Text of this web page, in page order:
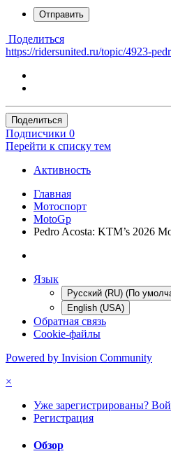
Отправить
Поделиться
https://ridersunited.ru/topic/4923-
Поделиться
Подписчики 0
Перейти к списку тем
Активность
Главная
Мотоспорт
MotoGp
Pedro Acosta: KTM’s 2026
Язык
Русский (RU) (По
English (USA)
Обратная связь
Cookie-файлы
Powered by Invision Community
×
Уже зарегистрированы?
Регистрация
Обзор